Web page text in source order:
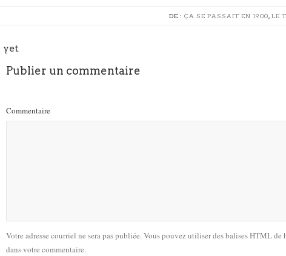
DE : ÇA SE PASSAIT EN 1900, LE
yet
Publier un commentaire
Commentaire
Votre adresse courriel ne sera pas publiée. Vous pouvez utiliser des balises HTML de
dans votre commentaire.